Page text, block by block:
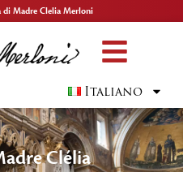
Madre Clelia Merloni
Italiano
Clélia